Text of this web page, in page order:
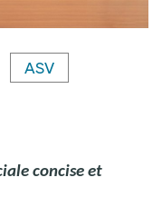
ASV
concise et